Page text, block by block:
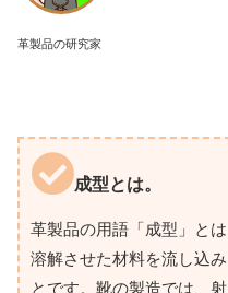
革製品の研究家
成型とは。
革製品の用語「成型」と
溶解させた材料を流し込
とです。靴の製造では、